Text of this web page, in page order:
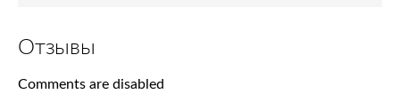
Отзывы
Comments are disabled